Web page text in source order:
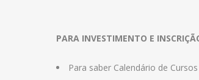
PARA INVESTIMENTO E
Para saber Calendário de